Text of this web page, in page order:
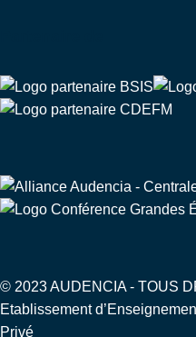
© 2023 AUDENCIA - TOUS
Etablissement
Privé